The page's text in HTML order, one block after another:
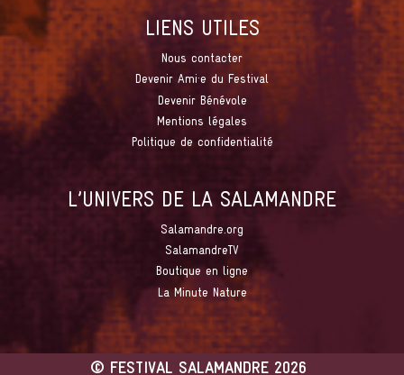
LIENS UTILES
Nous contacter
Devenir Ami·e du Festival
Devenir Bénévole
Mentions légales
Politique de confidentialité
L’UNIVERS DE LA SALAMANDRE
Salamandre.org
SalamandreTV
Boutique en ligne
La Minute Nature
© FESTIVAL SALAMANDRE 2026